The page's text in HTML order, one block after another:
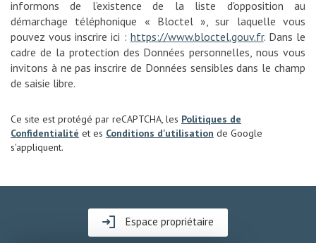
informons de l’existence de la liste d'opposition au
démarchage téléphonique « Bloctel », sur laquelle vous
pouvez vous inscrire ici : https://www.bloctel.gouv.fr. Dans le
cadre de la protection des Données personnelles, nous vous
invitons à ne pas inscrire de Données sensibles dans le champ
de saisie libre.
Ce site est protégé par reCAPTCHA, les Politiques de
Confidentialité et es Conditions d'utilisation de Google
s'appliquent.
Espace propriétaire